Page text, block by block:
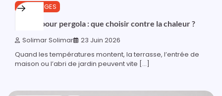
OUTILLAGES
Plaque pour pergola : que choisir contre la chaleur ?
Solimar Solimar 23 Juin 2026
Quand les températures montent, la terrasse, l’entrée de
maison ou l’abri de jardin peuvent vite […]